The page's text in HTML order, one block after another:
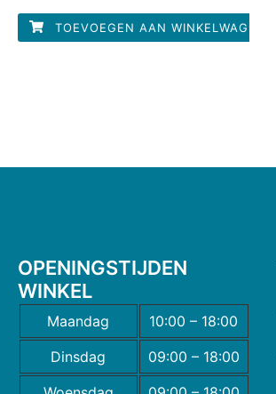
5
TOEVOEGEN AAN WINKELWAGEN
OPENINGSTIJDEN
WINKEL
Maandag
10:00 – 18:00
Dinsdag
09:00 – 18:00